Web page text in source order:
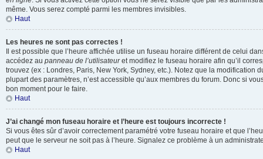
même. Vous serez compté parmi les membres invisibles.
Haut
Les heures ne sont pas correctes !
Il est possible que l’heure affichée utilise un fuseau horaire différent de celui
accédez au panneau de l’utilisateuret modifiez le fuseau horaire afin qu’il
trouvez (ex : Londres, Paris, New York, Sydney, etc.). Notez que la modification
plupart des paramètres, n’est accessible qu’aux membres du forum. Donc si
bon moment pour le faire.
Haut
J’ai changé mon fuseau horaire et l’heure est toujours incorrecte !
Si vous êtes sûr d’avoir correctement paramétré votre fuseau horaire et que
peut que le serveur ne soit pas à l’heure. Signalez ce problème à un
Haut